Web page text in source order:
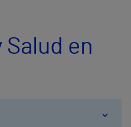
Salud en